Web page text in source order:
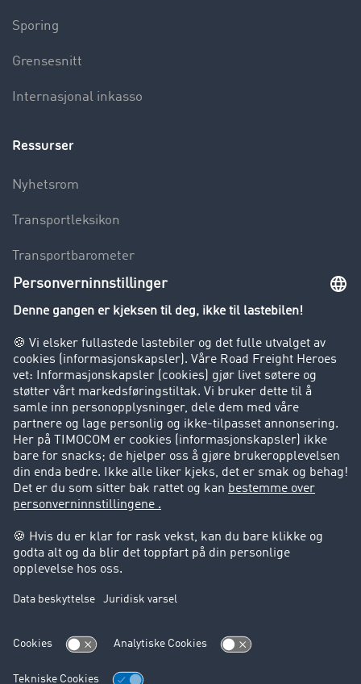
Sporing
Grensesnitt
Internasjonal inkasso
Ressurser
Nyhetsrom
Transportleksikon
Transportbarometer
Innsyn i fraktbørsen
Bedriften
Kunder verver kunder
Suksesshistorier
Kundestøtte
Kundestøtte
Juridisk informasjon
Impressum
Forretningsbetingelser